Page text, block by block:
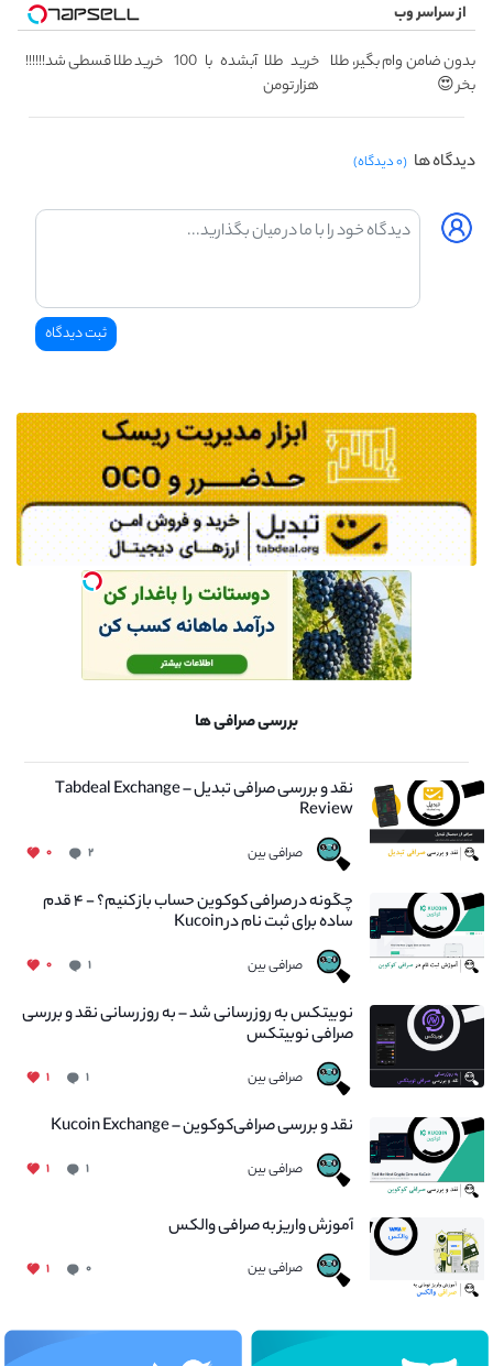
از سراسر وب
بدون ضامن وام بگیر، طلا
بخر 😍
خرید طلا آبشده با 100
هزار تومن
خرید طلا قسطی شد!!!!!!
دیدگاه ها (۰ دیدگاه)
بررسی صرافی ها
نقد و بررسی صرافی تبدیل – Tabdeal Exchange
Review
صرافی بین ۲ ۰
چگونه در صرافی کوکوین حساب باز کنیم؟ - ۴ قدم
ساده برای ثبت نام در Kucoin
صرافی بین ۱ ۰
نوبیتکس به روزرسانی شد – به روز رسانی نقد و بررسی
صرافی نوبیتکس
صرافی بین ۱ ۱
نقد و بررسی صرافی‌کوکوین – Kucoin Exchange
صرافی بین ۱ ۱
آموزش واریز به صرافی والکس
صرافی بین ۰ ۱